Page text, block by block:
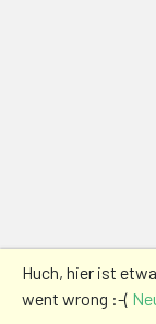
Huch, hier ist
went wrong :-(